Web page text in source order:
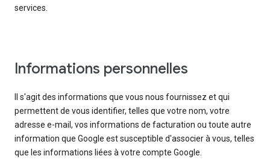
services.
Informations personnelles
Il s'agit des informations que vous nous fournissez et qui
permettent de vous identifier, telles que votre nom, votre
adresse e-mail, vos informations de facturation ou toute autre
information que Google est susceptible d'associer à vous, telles
que les informations liées à votre compte Google.